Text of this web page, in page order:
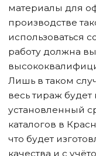
материалы для
производстве
использоваться
работу должна
Лишь в таком
весь тираж
установленный
каталогов в
что будет
качества и с